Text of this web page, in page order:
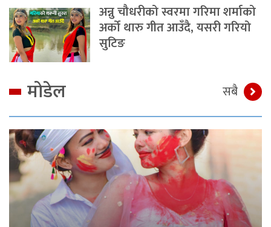
अन्नु चौधरीको स्वरमा गरिमा शर्माको
अर्को थारु गीत आउँदै, यसरी गरियो
सुटिङ
मोडेल सबै